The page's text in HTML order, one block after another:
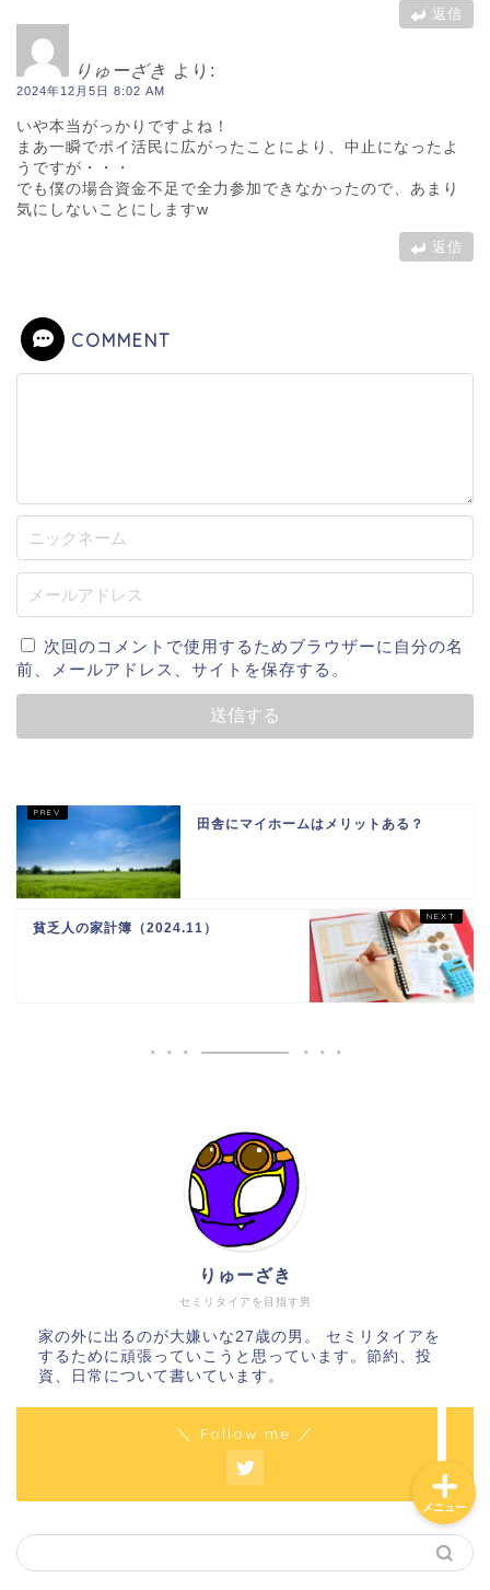
返信
りゅーざき より:
2024年12月5日 8:02 AM
いや本当がっかりですよね！
まあ一瞬でポイ活民に広がったことにより、中止になったよ
うですが・・・
でも僕の場合資金不足で全力参加できなかったので、あまり
気にしないことにしますw
返信
COMMENT
次回のコメントで使用するためブラウザーに自分の名
前、メールアドレス、サイトを保存する。
田舎にマイホームはメリットある？
貧乏人の家計簿（2024.11）
セミリタイアを目指す男
りゅーざき
家の外に出るのが大嫌いな27歳の男。 セミリタイアを
するために頑張っていこうと思っています。節約、投
資、日常について書いています。
＼ Follow me ／
メニュー
投資